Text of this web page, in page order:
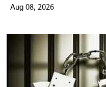
Aug 08, 2026